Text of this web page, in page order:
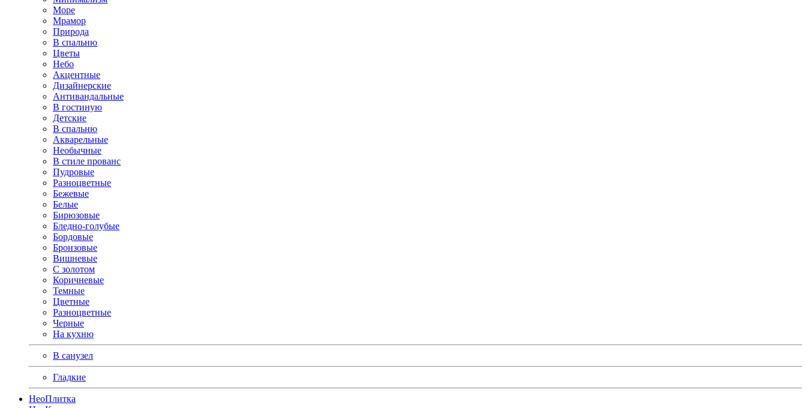
Море
Мрамор
Природа
В спальню
Цветы
Небо
Акцентные
Дизайнерские
Антивандальные
В гостиную
Детские
В спальню
Акварельные
Необычные
В стиле прованс
Пудровые
Разноцветные
Бежевые
Белые
Бирюзовые
Бледно-голубые
Бордовые
Бронзовые
Вишневые
С золотом
Коричневые
Темные
Цветные
Разноцветные
Черные
На кухню
В санузел
Гладкие
НеоПлитка